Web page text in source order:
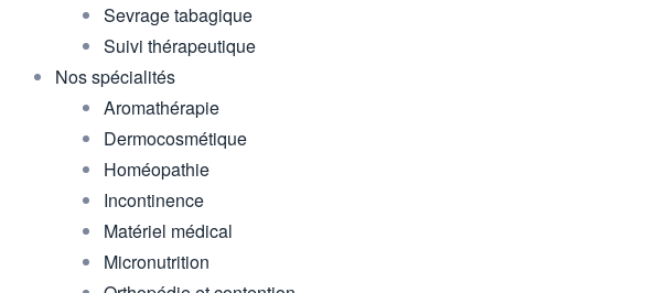
Sevrage tabagique
Suivi thérapeutique
Nos spécialités
Aromathérapie
Dermocosmétique
Homéopathie
Incontinence
Matériel médical
Micronutrition